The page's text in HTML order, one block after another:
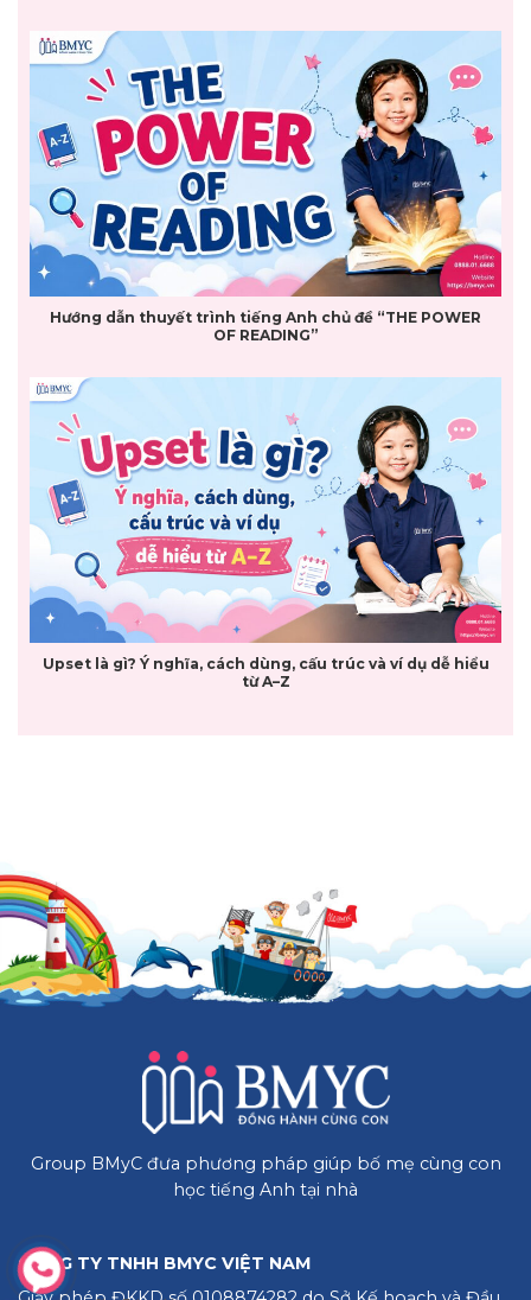
Hướng dẫn thuyết trình tiếng Anh chủ đề “THE POWER
OF READING”
Upset là gì? Ý nghĩa, cách dùng, cấu trúc và ví dụ dễ hiểu
từ A–Z
Group BMyC đưa phương pháp giúp bố mẹ cùng con
học tiếng Anh tại nhà
CÔNG TY TNHH BMYC VIỆT NAM